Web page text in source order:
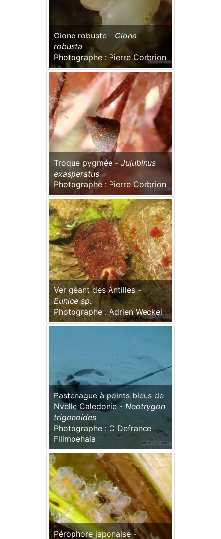
Cione robuste - Ciona
robusta
Photographe : Pierre Corbrion
Troque pygmée - Jujubinus
exasperatus
Photographe : Pierre Corbrion
Ver géant des Antilles -
Eunice sp.
Photographe : Adrien Weckel
Pastenague à points bleus de
Nvelle Caledonie - Neotrygon
trigonoides
Photographe : C Defrance
Filimoehala
Pérophore japonaise -